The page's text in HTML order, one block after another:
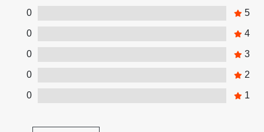
5
0
4
0
3
0
2
0
1
0